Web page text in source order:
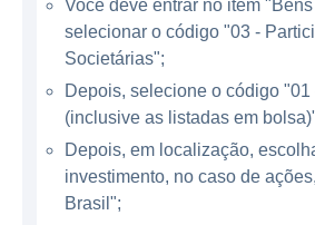
mercado.
ATUAÇÃO DA EUCATEX
A Eucatex tem presença
nacionalmente, com a sua
localizada em vários estados
Você deve entrar no item
selecionar o código "03 -
Societárias";
Depois, selecione o código "01
(inclusive as listadas em
Depois, em localização,
investimento, no caso de
Brasil";